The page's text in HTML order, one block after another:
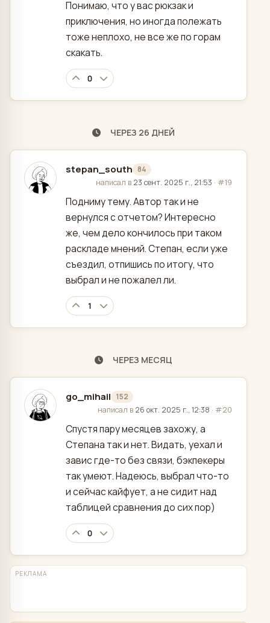
Понимаю, что у вас рюкзак и
приключения, но иногда полежать
тоже неплохо, не все же по горам
скакать.
0
ЧЕРЕЗ 26 ДНЕЙ
stepan_south 84
отредактировано
написал в 23 сент. 2025 г., 21:53 · #19
Подниму тему. Автор так и не
вернулся с отчетом? Интересно
же, чем дело кончилось при таком
раскладе мнений. Степан, если уже
съездил, отпишись по итогу, что
выбрал и не пожалел ли.
1
ЧЕРЕЗ МЕСЯЦ
go_mihail 152
отредактировано
написал в 26 окт. 2025 г., 12:38 · #20
Спустя пару месяцев захожу, а
Степана так и нет. Видать, уехал и
завис где-то без связи, бэкпекеры
так умеют. Надеюсь, выбрал что-то
и сейчас кайфует, а не сидит над
таблицей сравнения до сих пор)
0
РЕКЛАМА